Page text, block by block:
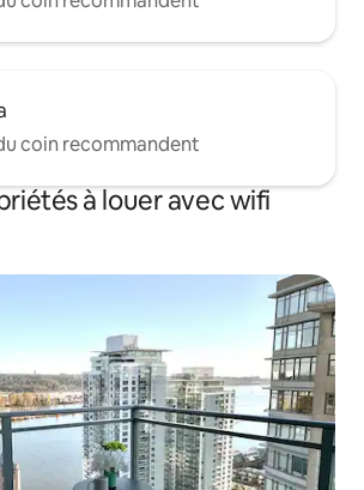
coin recommandent
à louer avec wifi